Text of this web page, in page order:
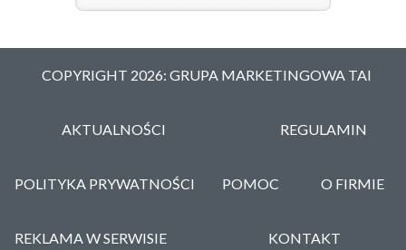
COPYRIGHT 2026: GRUPA MARKETINGOWA TAI
AKTUALNOŚCI REGULAMIN
POLITYKA PRYWATNOŚCI POMOC O FIRMIE
REKLAMA W SERWISIE KONTAKT